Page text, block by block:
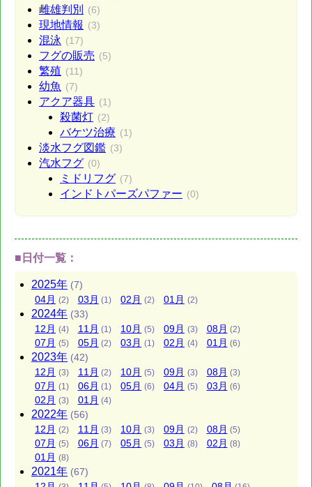
雌雄判別 (6)
現地情報 (3)
混泳 (17)
フグの販売 (5)
繁殖 (11)
幼魚 (7)
アクア器具 (1)
殺菌灯 (2)
バケツ治療 (1)
淡水フグ図鑑 (3)
汽水フグ (0)
ミドリフグ (7)
インドトパーズパファー (0)
■日付一覧：
2025年 (7)
04月 (2) 03月 (1) 02月 (2) 01月 (2)
2024年 (33)
12月 (4) 11月 (1) 10月 (5) 09月 (3) 08月 (2)
07月 (5) 05月 (2) 03月 (1) 02月 (4) 01月 (6)
2023年 (42)
12月 (3) 11月 (2) 10月 (5) 09月 (3) 08月 (3)
07月 (1) 06月 (1) 05月 (6) 04月 (5) 03月 (6)
02月 (3) 01月 (4)
2022年 (56)
12月 (2) 11月 (3) 10月 (3) 09月 (2) 08月 (5)
07月 (5) 06月 (7) 05月 (5) 03月 (8) 02月 (8)
01月 (8)
2021年 (67)